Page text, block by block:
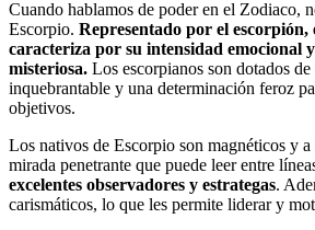
Cuando hablamos de poder en el Zodiaco,
Escorpio. Representado por el escorpión,
caracteriza por su intensidad emocional
misteriosa. Los escorpianos son dotados
inquebrantable y una determinación feroz
objetivos.
Los nativos de Escorpio son magnéticos y a
mirada penetrante que puede leer entre
excelentes observadores y estrategas.
carismáticos, lo que les permite liderar y